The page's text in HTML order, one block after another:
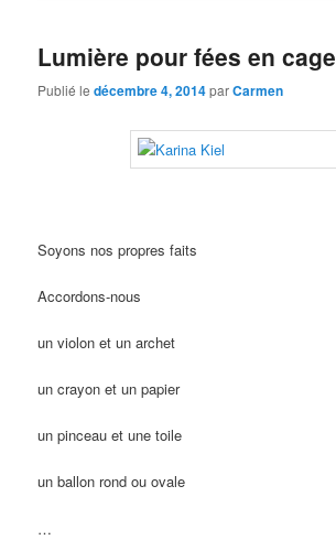
Lumière pour fées en cage
Publié ledécembre 4, 2014parCarmen
Soyons nos propres faits
Accordons-nous
un violon et un archet
un crayon et un papier
un pinceau et une toile
un ballon rond ou ovale
…